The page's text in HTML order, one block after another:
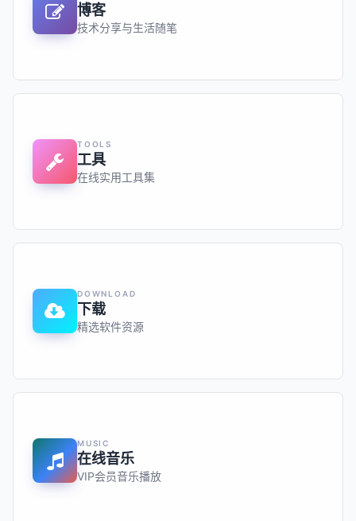
博客
技术分享与生活随笔
TOOLS
工具
在线实用工具集
DOWNLOAD
下载
精选软件资源
MUSIC
在线音乐
VIP会员音乐播放